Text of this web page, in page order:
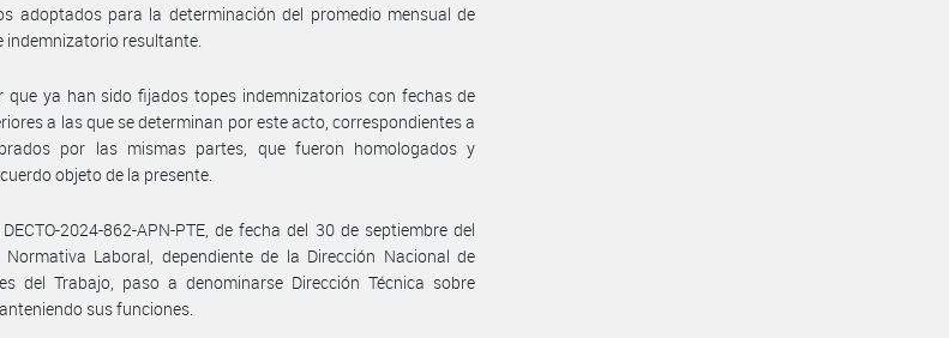
adoptados para la determinación del promedio mensual de
indemnizatorio resultante.
que ya han sido fijados topes indemnizatorios con fechas de
a las que se determinan por este acto, correspondientes a
por las mismas partes, que fueron homologados y
objeto de la presente.
2024-862-APN-PTE, de fecha del 30 de septiembre del
Laboral, dependiente de la Dirección Nacional de
del Trabajo, paso a denominarse Dirección Técnica sobre
sus funciones.